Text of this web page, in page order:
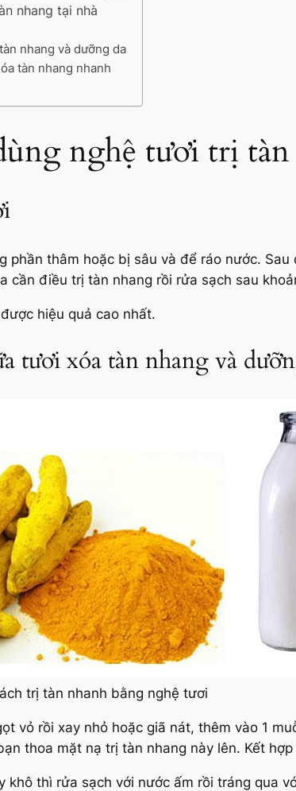
nhang tại nhà
nhang và dưỡng da
tàn nhang nhanh
nghệ tươi trị
thâm hoặc bị sâu và để ráo nước.
cần điều trị tàn nhang rồi rửa sạch sau
hiệu quả cao nhất.
tươi xóa tàn nhang và
trị tàn nhanh bằng nghệ tươi
vỏ rồi xay nhỏ hoặc giã nát, thêm vào 1
thoa mặt nạ trị tàn nhang này lên. Kết
thì rửa sạch với nước ấm rồi tráng qua